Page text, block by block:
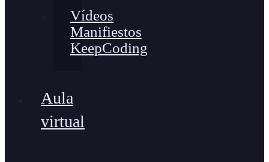
Vídeos
Manifiestos
KeepCoding
Aula
virtual